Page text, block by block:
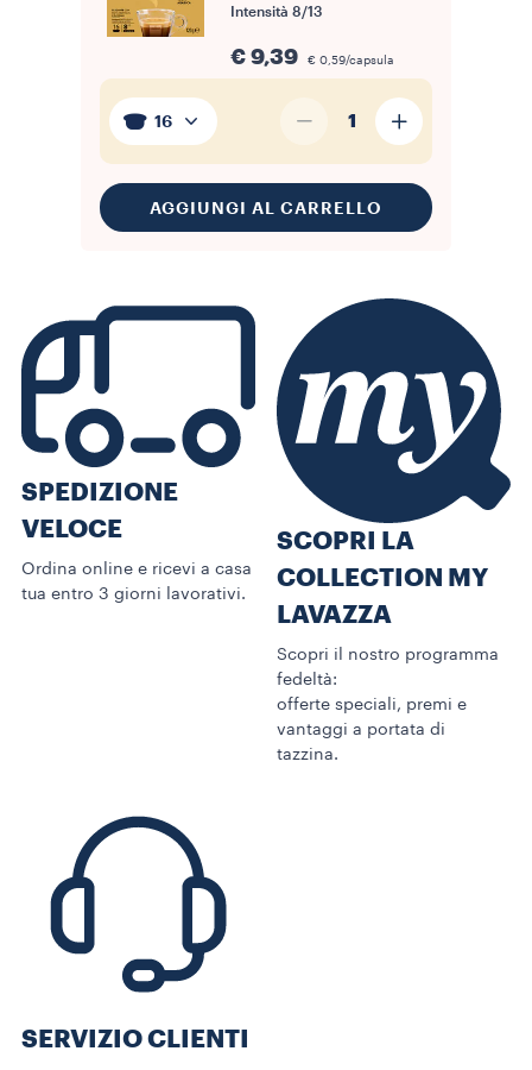
Intensità 8/13
€ 9,39 € 0,59/capsula
16 1
AGGIUNGI AL CARRELLO
SPEDIZIONE
VELOCE
Ordina online e ricevi a casa
tua entro 3 giorni lavorativi.
SCOPRI LA
COLLECTION MY
LAVAZZA
Scopri il nostro programma
fedeltà:
offerte speciali, premi e
vantaggi a portata di
tazzina.
SERVIZIO CLIENTI​